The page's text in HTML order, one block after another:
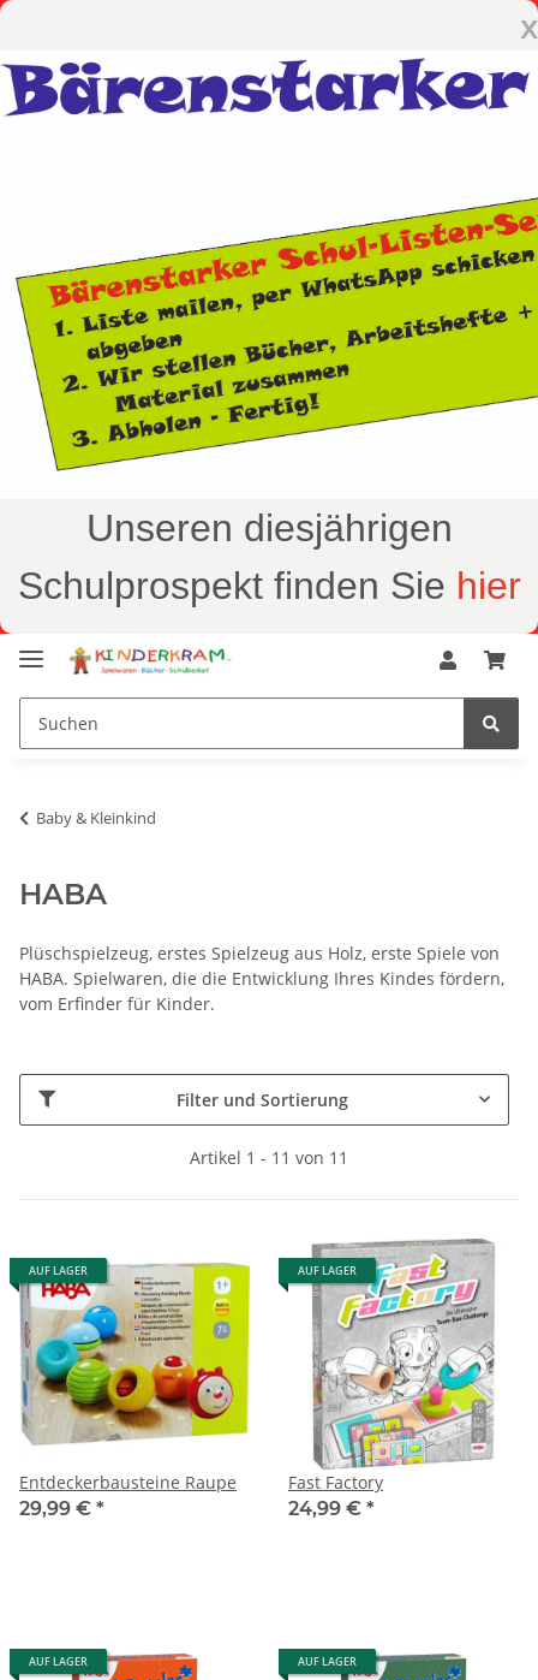
x
Unseren diesjährigen
Schulprospekt finden Sie hier
Baby & Kleinkind
HABA
Plüschspielzeug, erstes Spielzeug aus Holz, erste Spiele von
HABA. Spielwaren, die die Entwicklung Ihres Kindes fördern,
vom Erfinder für Kinder.
Filter und Sortierung
Artikel 1 - 11 von 11
AUF LAGER
Entdeckerbausteine Raupe
29,99 € *
AUF LAGER
Fast Factory
24,99 € *
AUF LAGER AUF LAGER